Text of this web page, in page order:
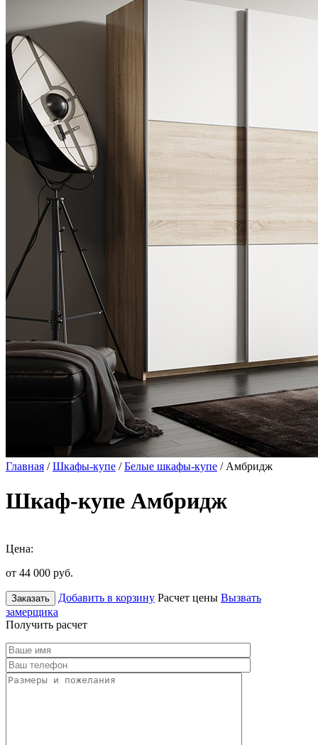
Главная /Шкафы-купе /Белые шкафы-купе / Амбридж
Шкаф-купе Амбридж
Цена:
от 44 000 руб.
Заказать Добавить в корзину Расчет цены Вызвать
замерщика
Получить расчет